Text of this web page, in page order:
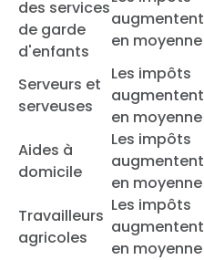
des services
de garde
d'enfants
augmentent
en moyenne
Serveurs et
serveuses
Les impôts
augmentent
en moyenne
Aides à
domicile
Les impôts
augmentent
en moyenne
Travailleurs
agricoles
Les impôts
augmentent
en moyenne